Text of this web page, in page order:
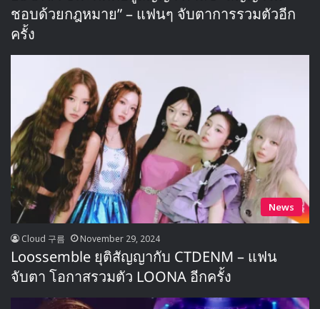
ชอบด้วยกฎหมาย” – แฟนๆ จับตาการรวมตัวอีก
ครั้ง
News
Cloud 구름 November 29, 2024
Loossemble ยุติสัญญากับ CTDENM – แฟน
จับตา โอกาสรวมตัว LOONA อีกครั้ง